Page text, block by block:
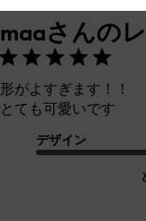
maaさんの
形がよすぎます！！
とても可愛いです
デザイン